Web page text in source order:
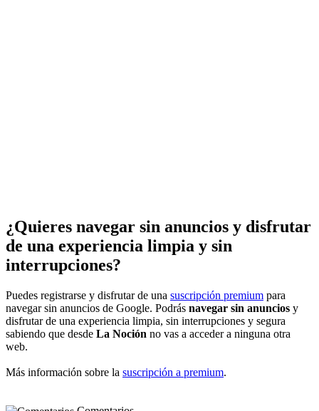
¿Quieres navegar sin anuncios y disfrutar
de una experiencia limpia y sin
interrupciones?
Puedes registrarse y disfrutar de una suscripción premium para
navegar sin anuncios de Google. Podrás navegar sin anuncios y
disfrutar de una experiencia limpia, sin interrupciones y segura
sabiendo que desde La Noción no vas a acceder a ninguna otra
web.
Más información sobre la suscripción a premium.